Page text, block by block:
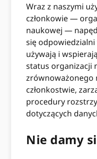
Wraz z naszymi
członkowie —
naukowej —
się
używają i
status organizacji
zrównoważonego
członkostwie,
procedury
dotyczących
Nie damy